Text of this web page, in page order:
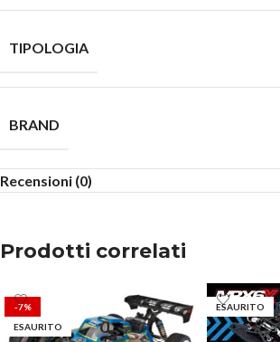
TIPOLOGIA
BRAND
Recensioni (0)
Prodotti correlati
-7%
ESAURITO
ESAURITO